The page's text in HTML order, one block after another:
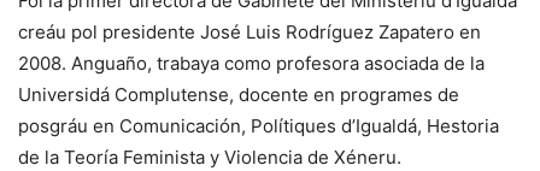
creáu pol presidente José Luis Rodríguez Zapatero en
2008. Anguaño, trabaya como profesora asociada de la
Universidá Complutense, docente en programes de
posgráu en Comunicación, Polítiques d’Igualdá, Hestoria
de la Teoría Feminista y Violencia de Xéneru.